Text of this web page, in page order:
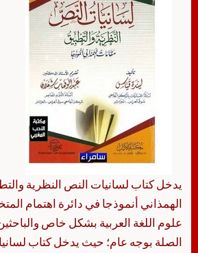
يدخل كتاب لسانيات النص النظرية
الهمذاني أنموذجا في دائرة اهتمام
علوم اللغة العربية بشكل خاص
الصلة بوجه عام؛ حيث يدخل كتاب